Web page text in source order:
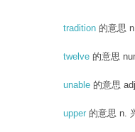
tradition 的意思
twelve 的意思
unable 的意思
upper 的意思 n.